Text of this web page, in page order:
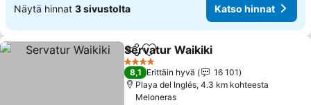
Näytä hinnat 3 sivustolta Katso hinnat
Jaa Lisää suosikkeihin
Servatur Waikiki
4 Tähtiluokitus
8,1 Erittäin hyvä
16 101
Playa del Inglés, 4.3 km kohteesta
Meloneras